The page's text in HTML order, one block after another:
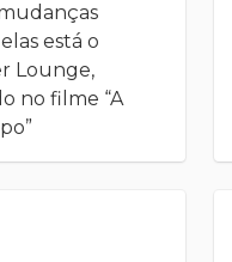
está o
Lounge,
no filme “A